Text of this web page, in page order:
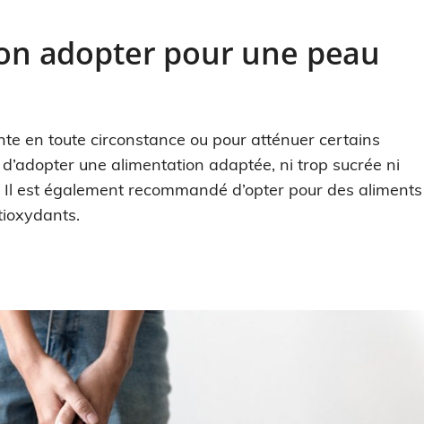
adopter pour une peau
en toute circonstance ou pour atténuer certains
une alimentation adaptée, ni trop sucrée ni
est également recommandé d’opter pour des aliments